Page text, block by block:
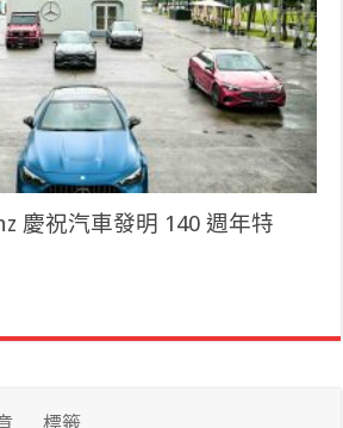
慶祝汽車發明 140 週年特